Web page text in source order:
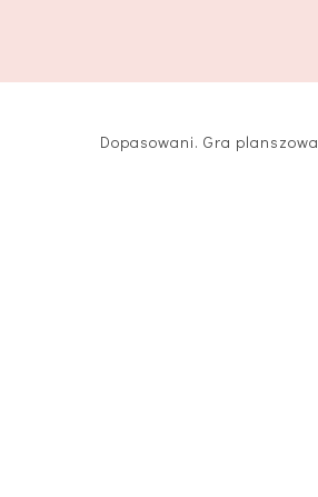
Dopasowani. Gra planszowa